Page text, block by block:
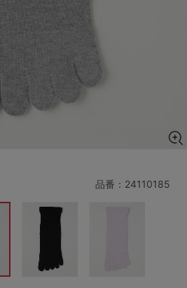
A75
B80
C80 C85
1,000～1,999円
3,000～3,999円
品番： 24110185